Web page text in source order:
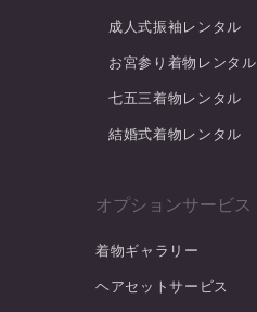
成人式振袖レンタル
お宮参り着物レンタル
七五三着物レンタル
結婚式着物レンタル
オプションサービス
着物ギャラリー
ヘアセットサービス